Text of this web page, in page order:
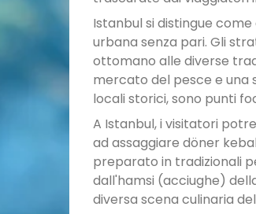
Istanbul si distingue
urbana senza pari. Gli
ottomano alle diverse
mercato del pesce e una
locali storici, sono punti
A Istanbul, i visitatori
ad assaggiare döner
preparato in tradizionali
dall'hamsi (acciughe)
diversa scena culinaria